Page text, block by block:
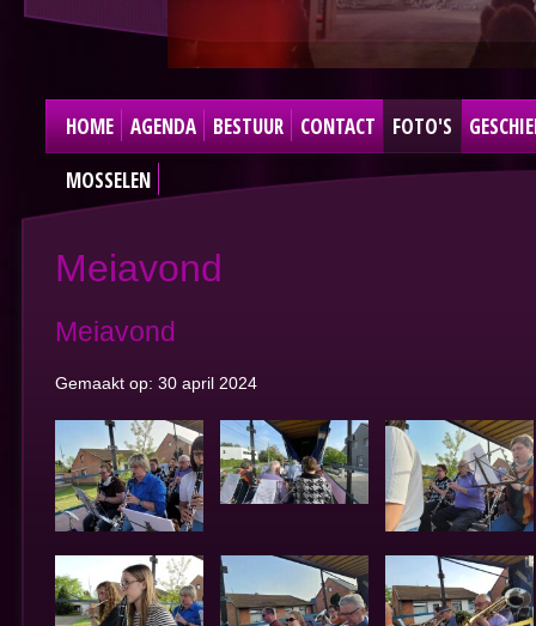
HOME AGENDA BESTUUR CONTACT FOTO'S
MOSSELEN
Meiavond
Meiavond
Gemaakt op: 30 april 2024